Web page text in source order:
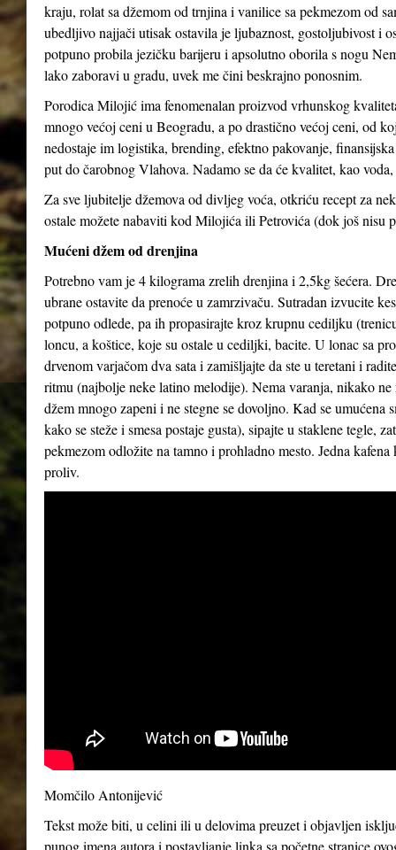
kraju, rolat sa džemom od trnjina i vanilice sa pekmezom od
ubedljivo najjači utisak ostavila je ljubaznost, gostoljubivost i
potpuno probila jezičku barijeru i apsolutno oborila s nogu
lako zaboravi u gradu, uvek me čini beskrajno ponosnim.
Porodica Milojić ima fenomenalan proizvod vrhunskog
mnogo većoj ceni u Beogradu, a po drastično većoj ceni, od
nedostaje im logistika, brending, efektno pakovanje,
put do čarobnog Vlahova. Nadamo se da će kvalitet, kao
Za sve ljubitelje džemova od divljeg voća, otkriću recept za
ostale možete nabaviti kod Milojića ili Petrovića (dok još nisu
Mućeni džem od drenjina
Potrebno vam je 4 kilograma zrelih drenjina i 2,5kg šećera.
ubrane ostavite da prenoće u zamrzivaču. Sutradan izvucite
potpuno odlede, pa ih propasirajte kroz krupnu cediljku
loncu, a koštice, koje su ostale u cediljki, bacite. U lonac sa
drvenom varjačom dva sata i zamišljajte da ste u teretani i
ritmu (najbolje neke latino melodije). Nema varanja, nikako
džem mnogo zapeni i ne stegne se dovoljno. Kad se umućena
kako se steže i smesa postaje gusta), sipajte u staklene tegle,
pekmezom odložite na tamno i prohladno mesto. Jedna
proliv.
Momčilo Antonijević
Tekst može biti, u celini ili u delovima preuzet i objavljen
punog imena autora i postavljanje linka sa početne stranice